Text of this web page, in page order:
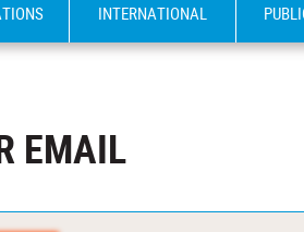
INTERNATIONAL
EMAIL